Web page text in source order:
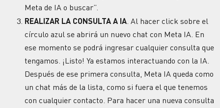
Meta de IA o buscar”.
REALIZAR LA CONSULTA A IA. Al hacer click sobre el
círculo azul se abrirá un nuevo chat con Meta IA. En
ese momento se podrá ingresar cualquier consulta que
tengamos. ¡Listo! Ya estamos interactuando con la IA.
Después de ese primera consulta, Meta IA queda como
un chat más de la lista, como si fuera el que tenemos
con cualquier contacto. Para hacer una nueva consulta